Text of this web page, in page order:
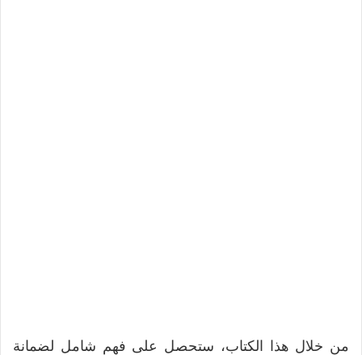
من خلال هذا الكتاب، ستحصل على فهم شامل لضمانة